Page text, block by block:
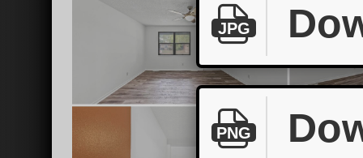
JPG
PNG